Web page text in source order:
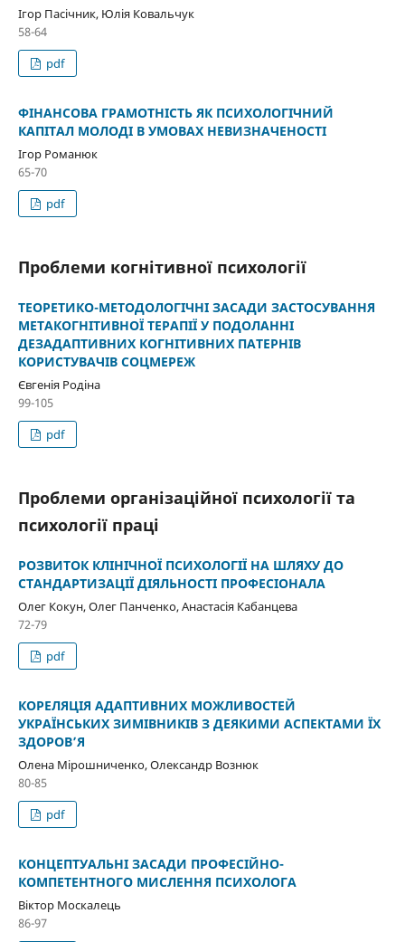
Ігор Пасічник, Юлія Ковальчук
58-64
pdf
ФІНАНСОВА ГРАМОТНІСТЬ ЯК ПСИХОЛОГІЧНИЙ
КАПІТАЛ МОЛОДІ В УМОВАХ НЕВИЗНАЧЕНОСТІ
Ігор Романюк
65-70
pdf
Проблеми когнітивної психології
ТЕОРЕТИКО-МЕТОДОЛОГІЧНІ ЗАСАДИ ЗАСТОСУВАННЯ
МЕТАКОГНІТИВНОЇ ТЕРАПІЇ У ПОДОЛАННІ
ДЕЗАДАПТИВНИХ КОГНІТИВНИХ ПАТЕРНІВ
КОРИСТУВАЧІВ СОЦМЕРЕЖ
Євгенія Родіна
99-105
pdf
Проблеми організаційної психології та
психології праці
РОЗВИТОК КЛІНІЧНОЇ ПСИХОЛОГІЇ НА ШЛЯХУ ДО
СТАНДАРТИЗАЦІЇ ДІЯЛЬНОСТІ ПРОФЕСІОНАЛА
Олег Кокун, Олег Панченко, Анастасія Кабанцева
72-79
pdf
КОРЕЛЯЦІЯ АДАПТИВНИХ МОЖЛИВОСТЕЙ
УКРАЇНСЬКИХ ЗИМІВНИКІВ З ДЕЯКИМИ АСПЕКТАМИ ЇХ
ЗДОРОВ’Я
Олена Мірошниченко, Олександр Вознюк
80-85
pdf
КОНЦЕПТУАЛЬНІ ЗАСАДИ ПРОФЕСІЙНО-
КОМПЕТЕНТНОГО МИСЛЕННЯ ПСИХОЛОГА
Віктор Москалець
86-97